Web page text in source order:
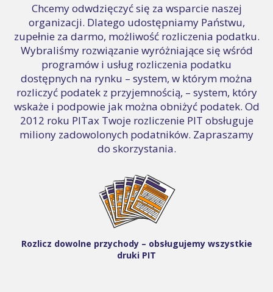
Chcemy odwdzięczyć się za wsparcie naszej
organizacji. Dlatego udostępniamy Państwu,
zupełnie za darmo, możliwość rozliczenia podatku.
Wybraliśmy rozwiązanie wyróżniające się wśród
programów i usług rozliczenia podatku
dostępnych na rynku – system, w którym można
rozliczyć podatek z przyjemnością, – system, który
wskaże i podpowie jak można obniżyć podatek. Od
2012 roku PITax Twoje rozliczenie PIT obsługuje
miliony zadowolonych podatników. Zapraszamy
do skorzystania.
Rozlicz dowolne przychody – obsługujemy wszystkie
druki PIT